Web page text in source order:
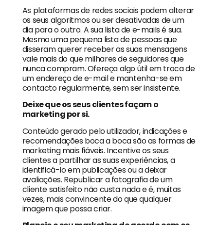
As plataformas de redes sociais podem alterar
os seus algoritmos ou ser desativadas de um
dia para o outro. A sua lista de e-mails é sua.
Mesmo uma pequena lista de pessoas que
disseram querer receber as suas mensagens
vale mais do que milhares de seguidores que
nunca compram. Ofereça algo útil em troca de
um endereço de e-mail e mantenha-se em
contacto regularmente, sem ser insistente.
Deixe que os seus clientes façam o
marketing por si.
Conteúdo gerado pelo utilizador, indicações e
recomendações boca a boca são as formas de
marketing mais fiáveis. Incentive os seus
clientes a partilhar as suas experiências, a
identificá-lo em publicações ou a deixar
avaliações. Republicar a fotografia de um
cliente satisfeito não custa nada e é, muitas
vezes, mais convincente do que qualquer
imagem que possa criar.